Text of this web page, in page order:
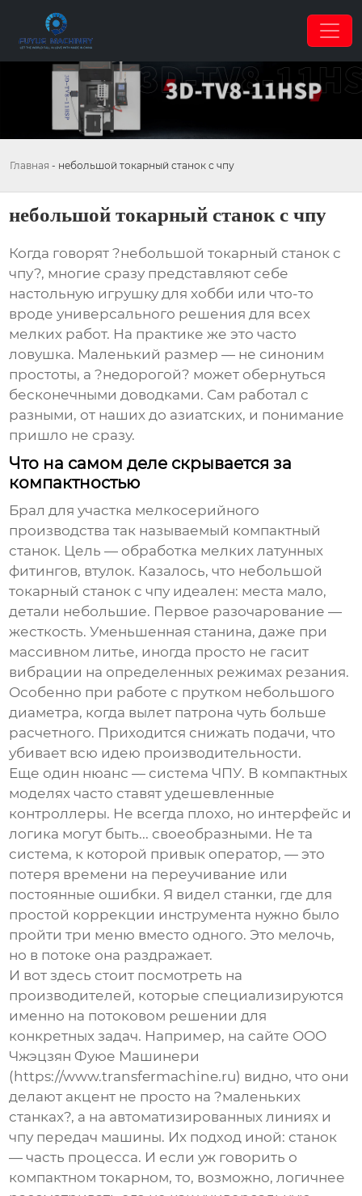
Главная - небольшой токарный станок с чпу
небольшой токарный станок с чпу
Когда говорят ?небольшой токарный станок с
чпу?, многие сразу представляют себе
настольную игрушку для хобби или что-то
вроде универсального решения для всех
мелких работ. На практике же это часто
ловушка. Маленький размер — не синоним
простоты, а ?недорогой? может обернуться
бесконечными доводками. Сам работал с
разными, от наших до азиатских, и понимание
пришло не сразу.
Что на самом деле скрывается за
компактностью
Брал для участка мелкосерийного
производства так называемый компактный
станок. Цель — обработка мелких латунных
фитингов, втулок. Казалось, что небольшой
токарный станок с чпу идеален: места мало,
детали небольшие. Первое разочарование —
жесткость. Уменьшенная станина, даже при
массивном литье, иногда просто не гасит
вибрации на определенных режимах резания.
Особенно при работе с прутком небольшого
диаметра, когда вылет патрона чуть больше
расчетного. Приходится снижать подачи, что
убивает всю идею производительности.
Еще один нюанс — система ЧПУ. В компактных
моделях часто ставят удешевленные
контроллеры. Не всегда плохо, но интерфейс и
логика могут быть... своеобразными. Не та
система, к которой привык оператор, — это
потеря времени на переучивание или
постоянные ошибки. Я видел станки, где для
простой коррекции инструмента нужно было
пройти три меню вместо одного. Это мелочь,
но в потоке она раздражает.
И вот здесь стоит посмотреть на
производителей, которые специализируются
именно на потоковом решении для
конкретных задач. Например, на сайте ООО
Чжэцзян Фуюе Машинери
(https://www.transfermachine.ru) видно, что они
делают акцент не просто на ?маленьких
станках?, а на автоматизированных линиях и
чпу передач машины. Их подход иной: станок
— часть процесса. И если уж говорить о
компактном токарном, то, возможно, логичнее